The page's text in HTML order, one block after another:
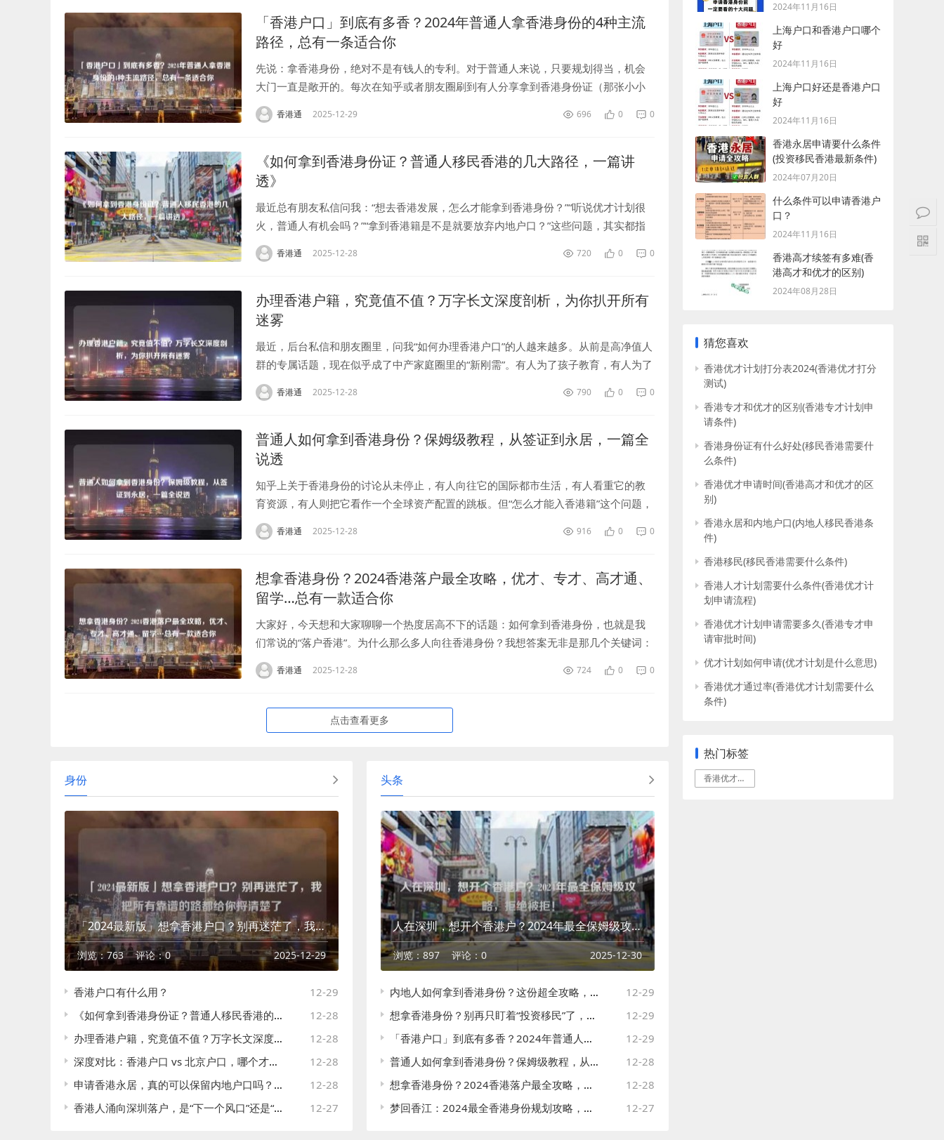
「香港户口」到底有多香？2024年普通人拿香港身份的4种主流
路径，总有一条适合你
先说：拿香港身份，绝对不是有钱人的专利。对于普通人来说，只要规划得当，机会
大门一直是敞开的。每次在知乎或者朋友圈刷到有人分享拿到香港身份证（那张小小
的三颗星卡片），底下总会有一堆评论在问：“怎么搞的？需要多少钱？”“是不是很
难？”“我这...
香港通 2025-12-29 696 0 0
《如何拿到香港身份证？普通人移民香港的几大路径，一篇讲
透》
最近总有朋友私信问我：“想去香港发展，怎么才能拿到香港身份？”“听说优才计划很
火，普通人有机会吗？”“拿到香港籍是不是就要放弃内地户口？”这些问题，其实都指
向了一个核心：如何获得香港居民身份，以及最终成为香港永久性居民。在信息爆炸
的今天...
香港通 2025-12-28 720 0 0
办理香港户籍，究竟值不值？万字长文深度剖析，为你扒开所有
迷雾
最近，后台私信和朋友圈里，问我“如何办理香港户口”的人越来越多。从前是高净值人
群的专属话题，现在似乎成了中产家庭圈里的“新刚需”。有人为了孩子教育，有人为了
全球通行，有人看中低税率和国际金融中心的机会。信息太多，真假难辨。有人说它
是“中...
香港通 2025-12-28 790 0 0
普通人如何拿到香港身份？保姆级教程，从签证到永居，一篇全
说透
知乎上关于香港身份的讨论从未停止，有人向往它的国际都市生活，有人看重它的教
育资源，有人则把它看作一个全球资产配置的跳板。但“怎么才能入香港籍”这个问题，
却被很多人误解了。先说：对于我们内地居民来说，不存在所谓的“入香港籍”，因为我
们是中...
香港通 2025-12-28 916 0 0
想拿香港身份？2024香港落户最全攻略，优才、专才、高才通、
留学…总有一款适合你
大家好，今天想和大家聊聊一个热度居高不下的话题：如何拿到香港身份，也就是我
们常说的“落户香港”。为什么那么多人向往香港身份？我想答案无非是那几个关键词：
国际金融中心、低税率、优质的医疗教育体系、廉洁高效的政府，以及那张说走就走
的“全球通...
香港通 2025-12-28 724 0 0
点击查看更多
身份
「2024最新版」想拿香港户口？别再迷茫了，我把所有靠谱的路都给你捋清楚了
浏览：763 评论：0 2025-12-29
香港户口有什么用？
12-29
《如何拿到香港身份证？普通人移民香港的几大路径，一篇讲透》
12-28
办理香港户籍，究竟值不值？万字长文深度剖析，为你扒开所有迷雾
12-28
深度对比：香港户口 vs 北京户口，哪个才是未来十年的最优解？
12-28
申请香港永居，真的可以保留内地户口吗？一文彻底说清底层逻辑和操作路径
12-28
香港人涌向深圳落户，是“下一个风口”还是“一厢情愿”？亲历者说给你听
12-27
头条
人在深圳，想开个香港户？2024年最全保姆级攻略，拒绝被拒！
浏览：897 评论：0 2025-12-30
内地人如何拿到香港身份？这份超全攻略，请收好！
12-29
想拿香港身份？别再只盯着“投资移民”了，这篇超全指南告诉你7条路
12-29
「香港户口」到底有多香？2024年普通人拿香港身份的4种主流路径，总有一条适合你
12-29
普通人如何拿到香港身份？保姆级教程，从签证到永居，一篇全说透
12-28
想拿香港身份？2024香港落户最全攻略，优才、专才、高才通、留学…总有一款适合你
12-28
梦回香江：2024最全香港身份规划攻略，告别信息差，总有一条路适合你
12-27
2024年11月16日
上海户口和香港户口哪个
好
2024年11月16日
上海户口好还是香港户口
好
2024年11月16日
香港永居申请要什么条件
(投资移民香港最新条件)
2024年07月20日
什么条件可以申请香港户
口？
2024年11月16日
香港高才续签有多难(香
港高才和优才的区别)
2024年08月28日
猜您喜欢
香港优才计划打分表2024(香港优才打分
测试)
香港专才和优才的区别(香港专才计划申
请条件)
香港身份证有什么好处(移民香港需要什
么条件)
香港优才申请时间(香港高才和优才的区
别)
香港永居和内地户口(内地人移民香港条
件)
香港移民(移民香港需要什么条件)
香港人才计划需要什么条件(香港优才计
划申请流程)
香港优才计划申请需要多久(香港专才申
请审批时间)
优才计划如何申请(优才计划是什么意思)
香港优才通过率(香港优才计划需要什么
条件)
热门标签
香港优才计划